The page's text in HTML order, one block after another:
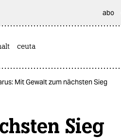
abo
ceuta
Mit Gewalt zum nächsten Sieg
Sieg